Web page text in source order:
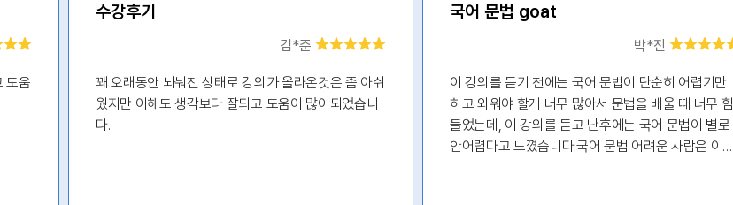
도움
수강후기
김*준
꽤 오래동안 놔눠진 상태로 강의가 올라온것은 좀 아쉬
웠지만 이해도 생각보다 잘돠고 도움이 많이되었습니
다.
국어 문법 goat
박*진
이 강의를 듣기 전에는 국어 문법이 단순히 어렵기만
하고 외워야 할게 너무 많아서 문법을 배울 때 너무 힘
들었는데, 이 강의를 듣고 난후에는 국어 문법이 별로
안어렵다고 느꼈습니다.국어 문법 어려운 사람은 이거